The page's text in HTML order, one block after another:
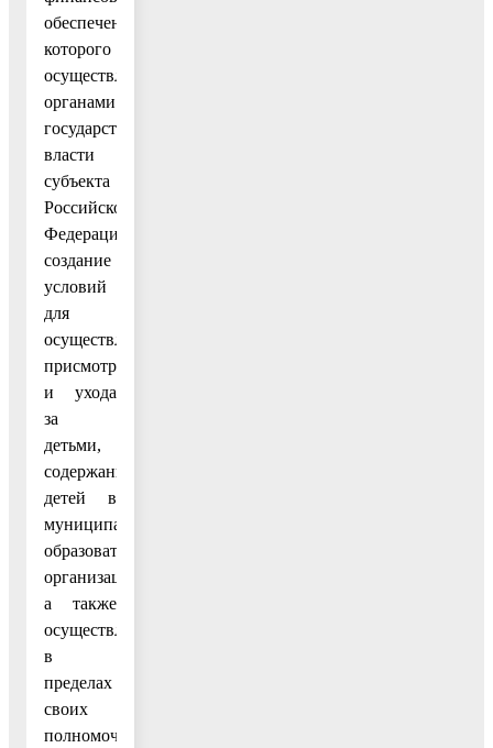
обеспечение
которого
осуществляется
органами
государственной
власти
субъекта
Российской
Федерации),
создание
условий
для
осуществления
присмотра
и ухода
за
детьми,
содержания
детей в
муниципальных
образовательных
организациях,
а также
осуществление
в
пределах
своих
полномочий